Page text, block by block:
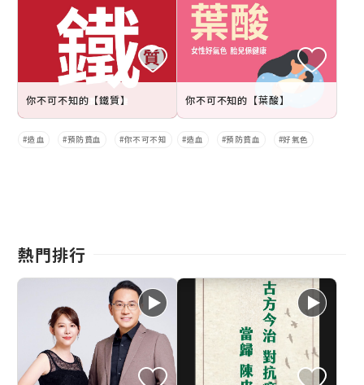
你不可不知的【鐵質】
造血 預防貧血 你不可不知
你不可不知的【葉酸】
造血 預防貧血 好氣色
熱門排行